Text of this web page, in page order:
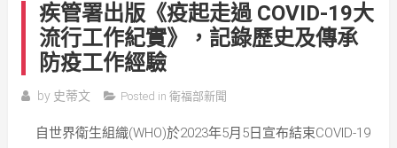
疾管署出版《疫起走過 COVID-19大
流行工作紀實》，記錄歷史及傳承
防疫工作經驗
by 史蒂文 Posted in 衛福部新聞
自世界衛生組織(WHO)於2023年5月5日宣布結束COVID-19